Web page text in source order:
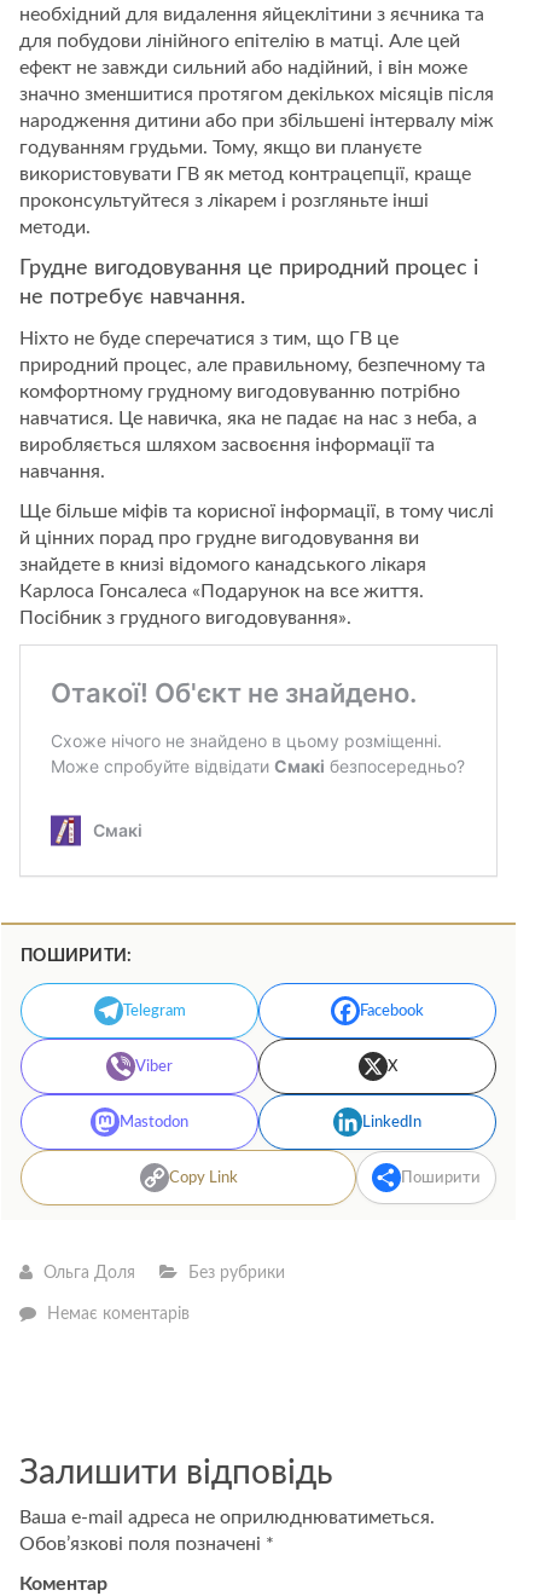
необхідний для видалення яйцеклітини з яєчника та
для побудови лінійного епітелію в матці. Але цей
ефект не завжди сильний або надійний, і він може
значно зменшитися протягом декількох місяців після
народження дитини або при збільшені інтервалу між
годуванням грудьми. Тому, якщо ви плануєте
використовувати ГВ як метод контрацепції, краще
проконсультуйтеся з лікарем і розгляньте інші
методи.
Грудне вигодовування це природний процес і
не потребує навчання.
Ніхто не буде сперечатися з тим, що ГВ це
природний процес, але правильному, безпечному та
комфортному грудному вигодовуванню потрібно
навчатися. Це навичка, яка не падає на нас з неба, а
виробляється шляхом засвоєння інформації та
навчання.
Ще більше міфів та корисної інформації, в тому числі
й цінних порад про грудне вигодовування ви
знайдете в книзі відомого канадського лікаря
Карлоса Гонсалеса «Подарунок на все життя.
Посібник з грудного вигодовування».
ПОШИРИТИ:
Telegram Facebook
Viber X
Mastodon LinkedIn
Copy Link Поширити
Ольга Доля Без рубрики
Немає коментарів—
Залишити відповідь
Ваша e-mail адреса не оприлюднюватиметься.
Обов’язкові поля позначені *
Коментар